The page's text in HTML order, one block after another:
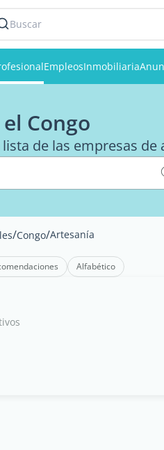
Buscar
EmpleosInmobiliaria
Congo
de las empresas de
/Congo/Artesanía
Alfabético